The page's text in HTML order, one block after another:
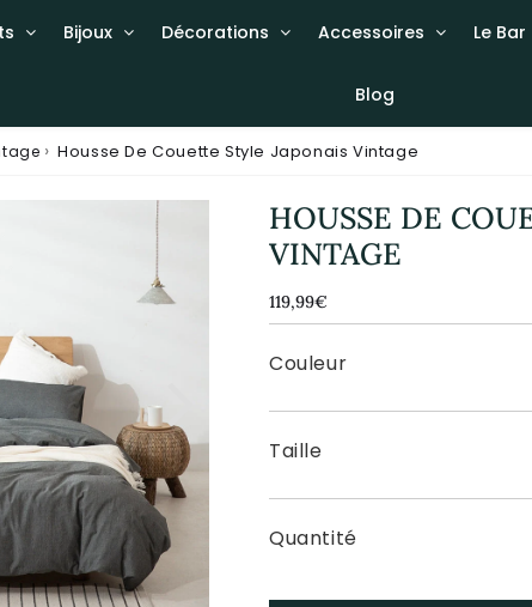
Bijoux Décorations Accessoires Le Bar
Blog
› Housse De Couette Style Japonais Vintage
HOUSSE DE
VINTAGE
119,99€
Couleur
Taille
Quantité